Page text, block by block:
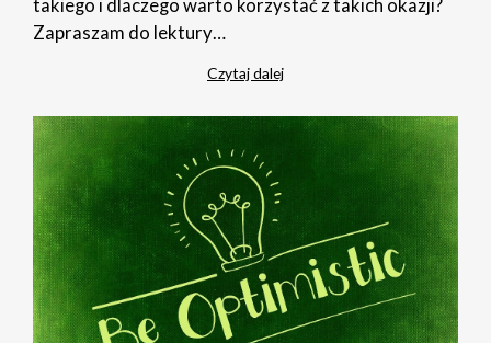
takiego i dlaczego warto korzystać z takich okazji?
Zapraszam do lektury…
Czytaj dalej